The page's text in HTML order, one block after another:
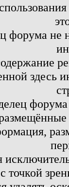
форума не
здесь
точкой